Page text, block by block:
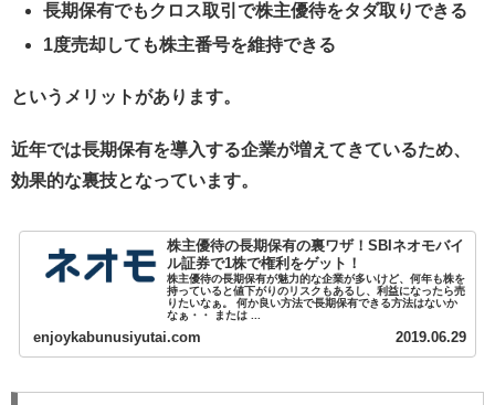
長期保有でもクロス取引で株主優待をタダ取りできる
1度売却しても株主番号を維持できる
というメリットがあります。
近年では長期保有を導入する企業が増えてきているため、
効果的な裏技となっています。
株主優待の長期保有の裏ワザ！SBIネオモバイ
ル証券で1株で権利をゲット！
株主優待の長期保有が魅力的な企業が多いけど、何年も株を
持っていると値下がりのリスクもあるし、利益になったら売
りたいなぁ。 何か良い方法で長期保有できる方法はないか
なぁ・・ または ...
enjoykabunusiyutai.com 2019.06.29